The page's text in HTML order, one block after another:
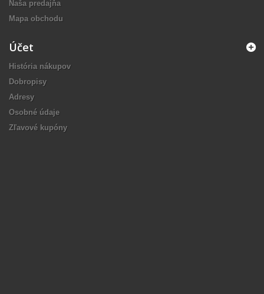
Naša predajňa
Mapa obchodu
Účet
História nákupov
Dobropisy
Adresy
Osobné údaje
Zľavové kupóny